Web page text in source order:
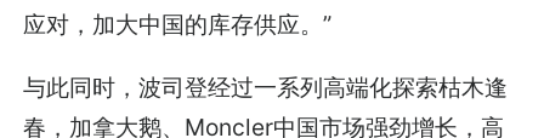
应对，加大中国的库存供应。”
与此同时，波司登经过一系列高端化探索枯木逢
春，加拿大鹅、Moncler中国市场强劲增长，高